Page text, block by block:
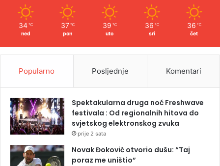
34 ℃
ned
37 ℃
pon
39 ℃
uto
36 ℃
sri
36 ℃
čet
Popularno Posljednje Komentari
Spektakularna druga noć Freshwave
festivala : Od regionalnih hitova do
svjetskog elektronskog zvuka
prije 2 sata
Novak Đoković otvorio dušu: “Taj
poraz me uništio”